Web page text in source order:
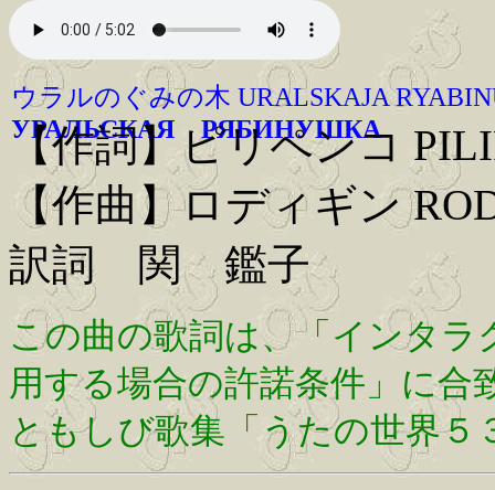
ウラルのぐみの木 URALSKAJA
УРАЛЬСКАЯ РЯБИНУШКА
【作詞】ピリペンコ
【作曲】ロディギン
訳詞 関 鑑子
この曲の歌詞は、「インタ
用する場合の許諾条件」に合
ともしび歌集「うたの世界